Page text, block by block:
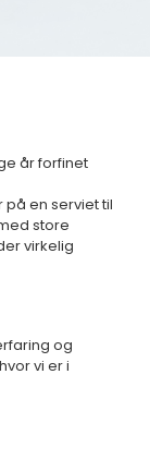
år forfinet
en serviet til
store
virkelig
og
vi er i